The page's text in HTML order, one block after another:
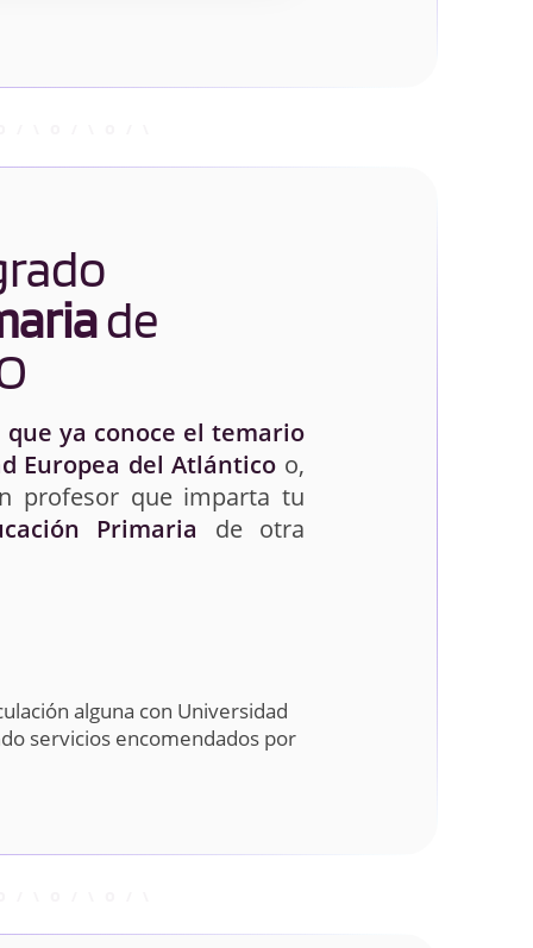
de
ya conoce el temario
Europea del Atlántico o,
profesor que imparta tu
Primaria de otra
alguna con Universidad
servicios encomendados por